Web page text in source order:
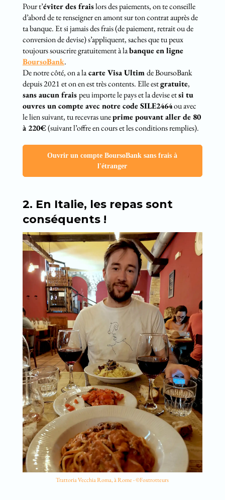
Pour t’éviter des fraislors des paiements, on te conseille
d’abord de te renseigner en amont sur ton contrat auprès de
ta banque. Et si jamais des frais (de paiement, retrait ou de
conversion de devise) s’appliquent, saches que tu peux
toujours souscrire gratuitement à labanque en ligne
BoursoBank.
De notre côté, on a lacarte Visa Ultimde BoursoBank
depuis 2021 et on en est très contents. Elle estgratuite,
sans aucun fraispeu importe le pays et la devise etsi tu
ouvres un compte avec notre code SILE2464ou avec
le lien suivant, tu recevras uneprime pouvant aller de 80
à 220€(suivant l’offre en cours et les conditions remplies).
Ouvrir un compte BoursoBank sans frais à
l'étranger
2. En Italie, les repas sont
conséquents !
Trattoria Vecchia Roma, à Rome - ©Foxtrotteurs